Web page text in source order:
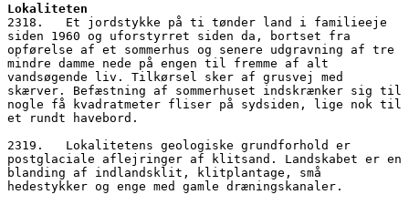
Lokaliteten
2318.   Et jordstykke på ti tønder land i familieeje
siden 1960 og uforstyrret siden da, bortset fra
opførelse af et sommerhus og senere udgravning af tre
mindre damme nede på engen til fremme af alt
vandsøgende liv. Tilkørsel sker af grusvej med
skærver. Befæstning af sommerhuset indskrænker sig til
nogle få kvadratmeter fliser på sydsiden, lige nok til
et rundt havebord.
2319.   Lokalitetens geologiske grundforhold er
postglaciale aflejringer af klitsand. Landskabet er en
blanding af indlandsklit, klitplantage, små
hedestykker og enge med gamle dræningskanaler.